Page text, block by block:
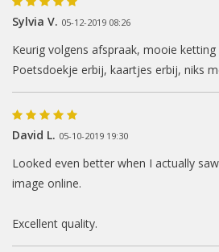
Sylvia V. 05-12-2019 08:26
Keurig volgens afspraak, mooie
Poetsdoekje erbij, kaartjes erbij, niks
David L. 05-10-2019 19:30
Looked even better when I actually
image online.
Excellent quality.